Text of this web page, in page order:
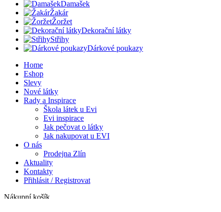
Damašek
Žakár
Žoržet
Dekorační látky
Střihy
Dárkové poukazy
Home
Eshop
Slevy
Nové látky
Rady a Inspirace
Škola látek u Evi
Evi inspirace
Jak pečovat o látky
Jak nakupovat u EVI
O nás
Prodejna Zlín
Aktuality
Kontakty
Přihlásit / Registrovat
Nákupní košík